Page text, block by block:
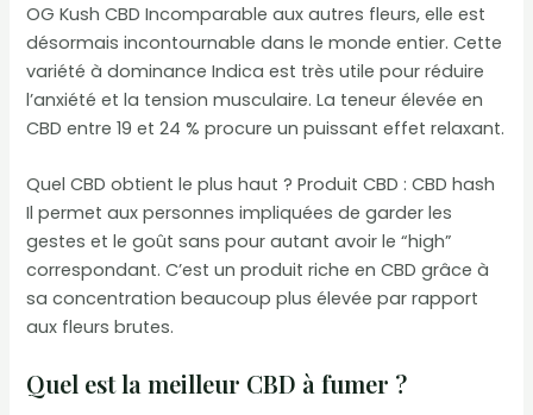
OG Kush CBD Incomparable aux autres fleurs, elle est
désormais incontournable dans le monde entier. Cette
variété à dominance Indica est très utile pour réduire
l’anxiété et la tension musculaire. La teneur élevée en
CBD entre 19 et 24 % procure un puissant effet relaxant.
Quel CBD obtient le plus haut ? Produit CBD : CBD hash
Il permet aux personnes impliquées de garder les
gestes et le goût sans pour autant avoir le “high”
correspondant. C’est un produit riche en CBD grâce à
sa concentration beaucoup plus élevée par rapport
aux fleurs brutes.
Quel est la meilleur CBD à fumer ?